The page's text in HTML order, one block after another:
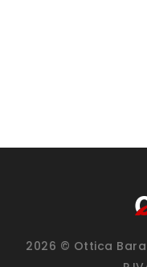
2026 © Ottica